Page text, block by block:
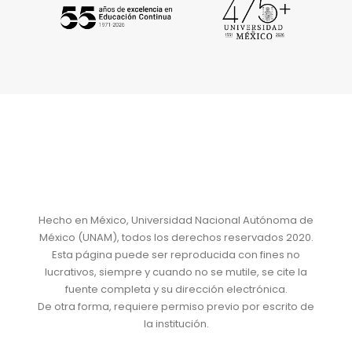
Hecho en México, Universidad Nacional Autónoma de
México (UNAM), todos los derechos reservados 2020.
Esta página puede ser reproducida con fines no
lucrativos, siempre y cuando no se mutile, se cite la
fuente completa y su dirección electrónica.
De otra forma, requiere permiso previo por escrito de
la institución.